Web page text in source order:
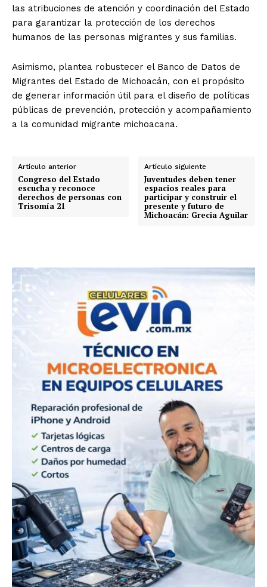
las atribuciones de atención y coordinación del Estado
para garantizar la protección de los derechos
humanos de las personas migrantes y sus familias.
Asimismo, plantea robustecer el Banco de Datos de
Migrantes del Estado de Michoacán, con el propósito
de generar información útil para el diseño de políticas
públicas de prevención, protección y acompañamiento
a la comunidad migrante michoacana.
Artículo anterior
Congreso del Estado
escucha y reconoce
derechos de personas con
Trisomía 21
Artículo siguiente
Juventudes deben tener
espacios reales para
participar y construir el
presente y futuro de
Michoacán: Grecia Aguilar